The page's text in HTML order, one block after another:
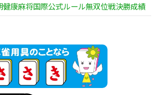
健康麻将国際公式ルール無双位戦決勝成績